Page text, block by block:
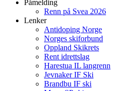
Påmelding
Renn på Svea 2026
Lenker
Antidoping Norge
Norges skiforbund
Oppland Skikrets
Rent idrettslag
Harestua IL langrenn
Jevnaker IF Ski
Brandbu IF ski